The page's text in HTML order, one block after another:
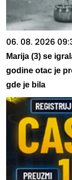
06. 08. 2026
Marija (3) se
godine otac je
gde je bila